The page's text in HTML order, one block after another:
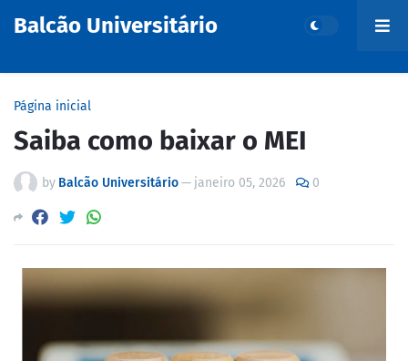
Balcão Universitário
Página inicial
Saiba como baixar o MEI
by Balcão Universitário— janeiro 05, 2026 0